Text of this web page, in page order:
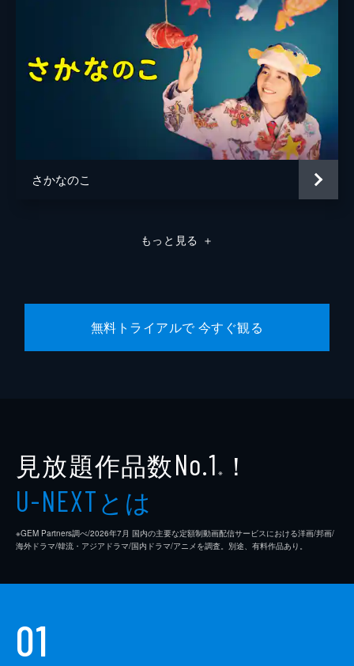
さかなのこ
もっと見る ＋
無料トライアルで 今すぐ観る
見放題作品数No.1 ※ ！
U-NEXTとは
※GEM Partners調べ/2026年7⽉ 国内の主要な定額制動画配信サービスにおける洋画/邦画/
海外ドラマ/韓流・アジアドラマ/国内ドラマ/アニメを調査。別途、有料作品あり。
01